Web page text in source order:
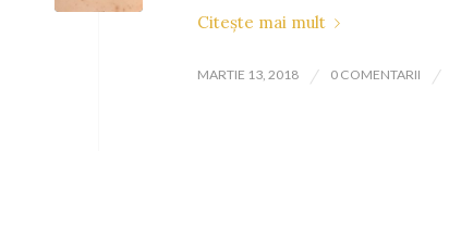
Citește mai mult
MARTIE 13, 2018 / 0 COMENTARII /